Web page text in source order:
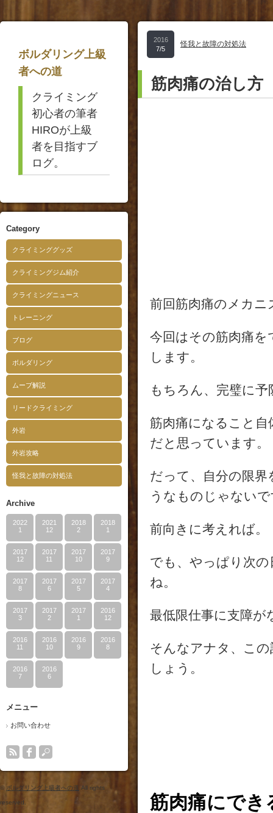
ボルダリング上級
者への道
クライミング
初心者の筆者
HIROが上級
者を目指すブ
ログ。
Category
クライミンググッズ
クライミングジム紹介
クライミングニュース
トレーニング
ブログ
ボルダリング
ムーブ解説
リードクライミング
外岩
外岩攻略
怪我と故障の対処法
Archive
2022
1
2021
12
2018
2
2018
1
2017
12
2017
11
2017
10
2017
9
2017
8
2017
6
2017
5
2017
4
2017
3
2017
2
2017
1
2016
12
2016
11
2016
10
2016
9
2016
8
2016
7
2016
6
メニュー
お問い合わせ
© ボルダリング上級者への道 All rights
reserved.
2016
7/5
怪我と故障の対処法
筋肉痛の治し方
前回筋肉痛のメカ
今回はその筋肉痛
します。
もちろん、完璧に
筋肉痛になること
だと思っています。
だって、自分の限
うなものじゃない
前向きに考えれば。
でも、やっぱり次
ね。
最低限仕事に支障
そんなアナタ、こ
しょう。
筋肉痛にでき